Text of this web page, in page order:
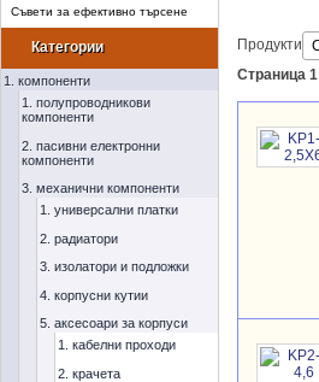
Съвети за ефективно търсене
Категории
1. компоненти
1. полупроводникови
компоненти
2. пасивни електронни
компоненти
3. механични компоненти
1. универсални платки
2. радиатори
3. изолатори и подложки
4. корпусни кутии
5. аксесоари за корпуси
1. кабелни проходи
2. крачета
Продукти
Страница 1